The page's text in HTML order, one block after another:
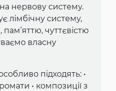
нервову систему.
лімбічну систему,
чуттєвістю
власну
підходять: •
• композиції з